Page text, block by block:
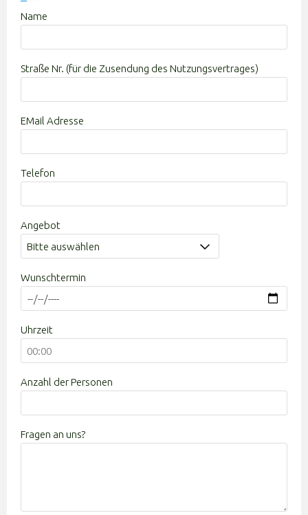
Name
Straße Nr. (für die Zusendung des Nutzungsvertrages)
EMail Adresse
Bitte lasse dieses Feld leer.
Telefon
Angebot
Wunschtermin
Uhrzeit
Anzahl der Personen
Fragen an uns?